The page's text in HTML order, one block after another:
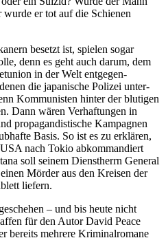
er tot auf die Schienen
besetzt ist, spielen sogar
denn es geht auch darum, dem
in der Welt entgegen­
die japani­sche Polizei unter­
Kommu­nisten hinter der blutigen
Dann wären Verhaf­tungen in
propa­gandis­tische Kampagnen
Basis. So ist es zu erklären,
nach Tokio abkomman­diert
soll seinem Dienst­herrn General
Mörder aus den Kreisen der
liefern.
– und bis heute nicht
für den Autor David Peace
bereits mehrere Kriminal­romane